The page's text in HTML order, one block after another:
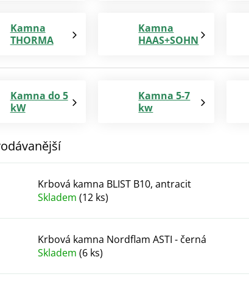
Kamna
THORMA
Kamna
HAAS+SOHN
Kamna do 5
kW
Kamna 5-7
kw
Krbová kamna BLIST B10, antracit
Skladem (12 ks)
Krbová kamna Nordflam ASTI - černá
Skladem (6 ks)